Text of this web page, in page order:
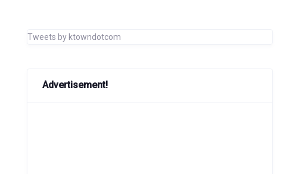
Tweets by ktowndotcom
Advertisement!